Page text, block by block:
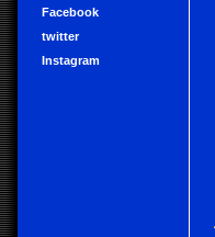
Facebook
twitter
Instagram